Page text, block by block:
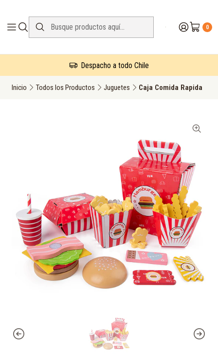
0
Despacho a todo Chile
Inicio Todos los Productos Juguetes Caja Comida Rapida